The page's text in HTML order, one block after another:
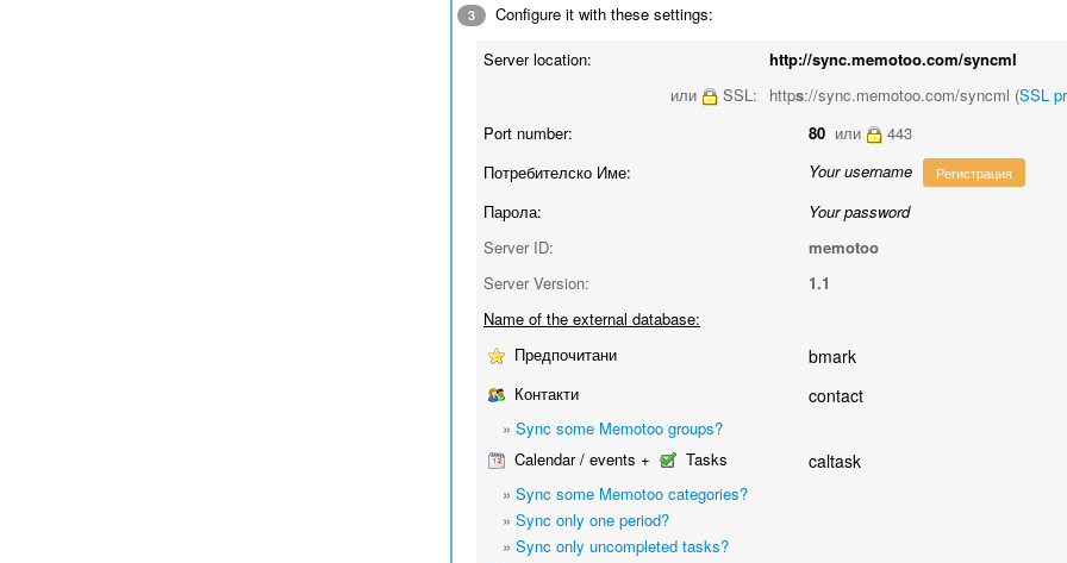
3
Configure it with these settings:
Server location:
http://sync.memotoo.com/syncml
или
SSL: https://sync.memotoo.com/syncml (SSL
Port number:
80 или
443
Потребителско Име:
Your username Регистрация
Парола:
Your password
Server ID:
memotoo
Server Version:
1.1
Name of the external database:
Предпочитани
bmark
Контакти contact
» Sync some Memotoo groups?
Calendar / events +
Tasks caltask
» Sync some Memotoo categories?
» Sync only one period?
» Sync only uncompleted tasks?